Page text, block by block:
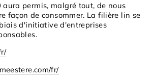
aura permis, malgré tout, de nous
façon de consommer. La filière lin se
d'initiative d'entreprises
fr/